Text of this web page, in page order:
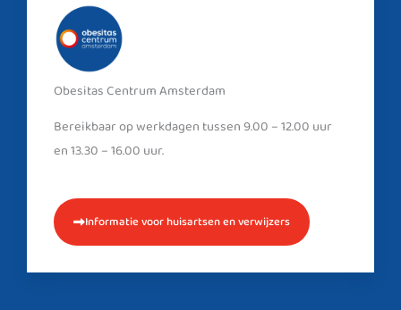
Obesitas Centrum Amsterdam
Bereikbaar op werkdagen tussen 9.00 – 12.00 uur
en 13.30 – 16.00 uur.
Informatie voor huisartsen en verwijzers